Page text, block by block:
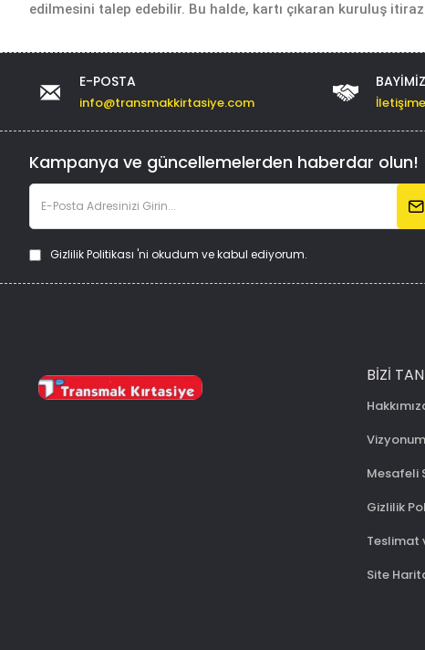
edilmesini talep edebilir. Bu halde, kartı çıkaran kuruluş
E-POSTA
info@transmakkirtasiye.com
Kampanya ve güncellemelerden haberdar olun!
Gizlilik Politikası 'ni okudum ve kabul ediyorum.
BIZI
Mesafeli
Gizlilik
Teslimat
Site